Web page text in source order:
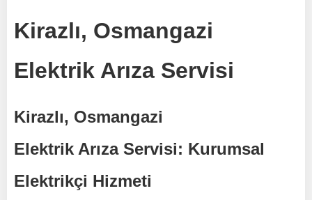
Kirazlı, Osmangazi
Elektrik Arıza Servisi
Kirazlı, Osmangazi
Elektrik Arıza Servisi: Kurumsal
Elektrikçi Hizmeti